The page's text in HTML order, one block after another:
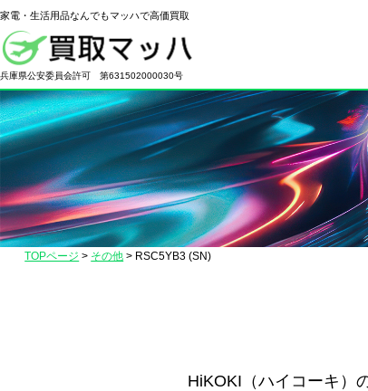
家電・生活用品なんでもマッハで高価買取
製
品
の
高
価
買
取
ッ
兵庫県公安委員会許可 第631502000030号
TOPページ > その他 > RSC5YB3 (SN)
HiKOKI（ハイコーキ）